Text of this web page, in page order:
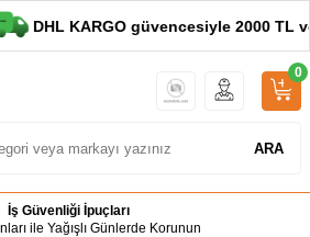
DHL KARGO güvencesiyle 2000 TL ve
ARA
0
İş Güvenliği İpuçları
ile Yağışlı Günlerde Korunun